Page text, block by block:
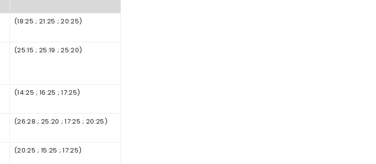
(18:25 ; 21:25 ; 20:25)
(25:15 ; 25:19 ; 25:20)
(14:25 ; 16:25 ; 17:25)
(26:28 ; 25:20 ; 17:25 ; 20:25)
(20:25 ; 15:25 ; 17:25)